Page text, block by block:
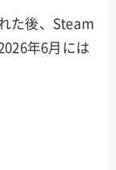
た後、Steam
年6月には